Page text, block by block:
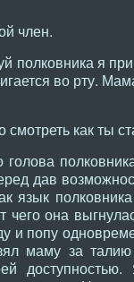
член.
полковника я
во рту.
как ты
дав
язык
чего она
и попу
маму за